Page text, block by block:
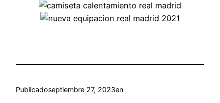
Publicadoseptiembre 27, 2023en